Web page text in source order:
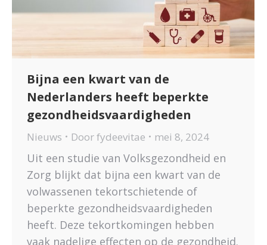
Bijna een kwart van de
Nederlanders heeft beperkte
gezondheidsvaardigheden
Nieuws Doorfydeevitae mei 8, 2024
Uit een studie van Volksgezondheid en
Zorg blijkt dat bijna een kwart van de
volwassenen tekortschietende of
beperkte gezondheidsvaardigheden
heeft. Deze tekortkomingen hebben
vaak nadelige effecten op de gezondheid.